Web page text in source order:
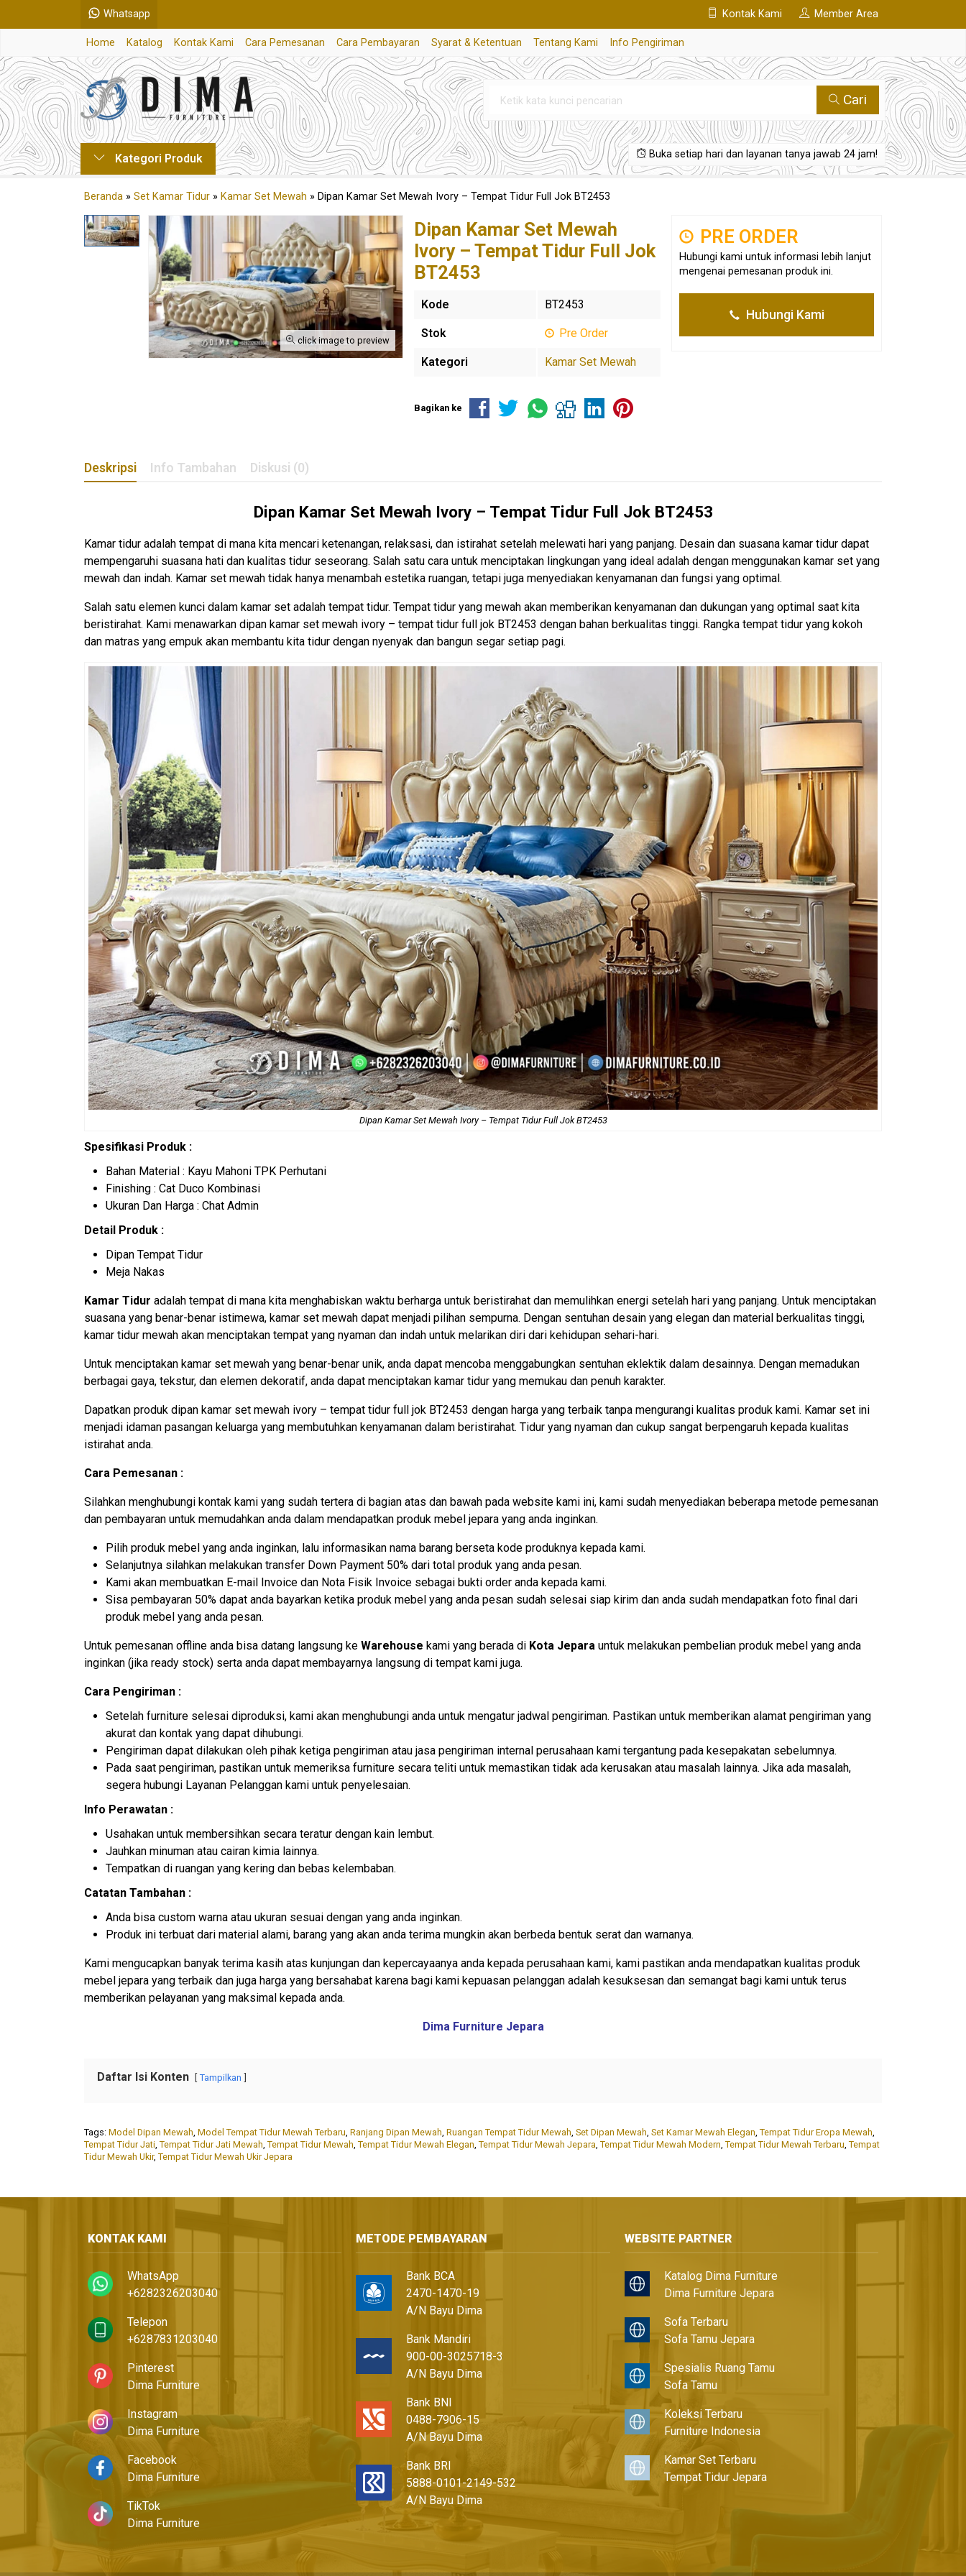
Whatsapp Kontak Kami Member Area
Home Katalog Kontak Kami Cara Pemesanan Cara Pembayaran Syarat & Ketentuan Tentang Kami Info Pengiriman
Cari
Kategori Produk Buka setiap hari dan layanan tanya jawab 24 jam!
Beranda » Set Kamar Tidur » Kamar Set Mewah » Dipan Kamar Set Mewah Ivory – Tempat Tidur Full Jok BT2453
click image to preview
Dipan Kamar Set Mewah
Ivory – Tempat Tidur Full Jok
BT2453
Kode BT2453
Stok Pre Order
Kategori Kamar Set Mewah
PRE ORDER
Hubungi kami untuk informasi lebih lanjut
mengenai pemesanan produk ini.
Hubungi Kami
Bagikan ke
Deskripsi Info Tambahan Diskusi (0)
Dipan Kamar Set MewahIvory – Tempat Tidur Full Jok BT2453
Kamar tidur adalah tempat di mana kita mencari ketenangan, relaksasi, dan istirahat setelah melewati hari yang panjang. Desain dan suasana kamar tidur dapat
mempengaruhi suasana hati dan kualitas tidur seseorang. Salah satu cara untuk menciptakan lingkungan yang ideal adalah dengan menggunakan kamar set yang
mewah dan indah. Kamar set mewah tidak hanya menambah estetika ruangan, tetapi juga menyediakan kenyamanan dan fungsi yang optimal.
Salah satu elemen kunci dalam kamar set adalah tempat tidur. Tempat tidur yang mewah akan memberikan kenyamanan dan dukungan yang optimal saat kita
beristirahat. Kami menawarkan dipan kamar set mewah ivory – tempat tidur full jok BT2453 dengan bahan berkualitas tinggi. Rangka tempat tidur yang kokoh
dan matras yang empuk akan membantu kita tidur dengan nyenyak dan bangun segar setiap pagi.
Dipan Kamar Set Mewah Ivory – Tempat Tidur Full Jok BT2453
Spesifikasi Produk :
Bahan Material : Kayu Mahoni TPK Perhutani
Finishing : Cat Duco Kombinasi
Ukuran Dan Harga : Chat Admin
Detail Produk :
Dipan Tempat Tidur
Meja Nakas
Kamar Tidur adalah tempat di mana kita menghabiskan waktu berharga untuk beristirahat dan memulihkan energi setelah hari yang panjang. Untuk menciptakan
suasana yang benar-benar istimewa, kamar set mewah dapat menjadi pilihan sempurna. Dengan sentuhan desain yang elegan dan material berkualitas tinggi,
kamar tidur mewah akan menciptakan tempat yang nyaman dan indah untuk melarikan diri dari kehidupan sehari-hari.
Untuk menciptakan kamar set mewah yang benar-benar unik, anda dapat mencoba menggabungkan sentuhan eklektik dalam desainnya. Dengan memadukan
berbagai gaya, tekstur, dan elemen dekoratif, anda dapat menciptakan kamar tidur yang memukau dan penuh karakter.
Dapatkan produk dipan kamar set mewah ivory – tempat tidur full jok BT2453 dengan harga yang terbaik tanpa mengurangi kualitas produk kami. Kamar set ini
menjadi idaman pasangan keluarga yang membutuhkan kenyamanan dalam beristirahat. Tidur yang nyaman dan cukup sangat berpengaruh kepada kualitas
istirahat anda.
Cara Pemesanan :
Silahkan menghubungi kontak kami yang sudah tertera di bagian atas dan bawah pada website kami ini, kami sudah menyediakan beberapa metode pemesanan
dan pembayaran untuk memudahkan anda dalam mendapatkan produk mebel jepara yang anda inginkan.
Pilih produk mebel yang anda inginkan, lalu informasikan nama barang berseta kode produknya kepada kami.
Selanjutnya silahkan melakukan transfer Down Payment 50% dari total produk yang anda pesan.
Kami akan membuatkan E-mail Invoice dan Nota Fisik Invoice sebagai bukti order anda kepada kami.
Sisa pembayaran 50% dapat anda bayarkan ketika produk mebel yang anda pesan sudah selesai siap kirim dan anda sudah mendapatkan foto final dari
produk mebel yang anda pesan.
Untuk pemesanan offline anda bisa datang langsung ke Warehouse kami yang berada di Kota Jepara untuk melakukan pembelian produk mebel yang anda
inginkan (jika ready stock) serta anda dapat membayarnya langsung di tempat kami juga.
Cara Pengiriman :
Setelah furniture selesai diproduksi, kami akan menghubungi anda untuk mengatur jadwal pengiriman. Pastikan untuk memberikan alamat pengiriman yang
akurat dan kontak yang dapat dihubungi.
Pengiriman dapat dilakukan oleh pihak ketiga pengiriman atau jasa pengiriman internal perusahaan kami tergantung pada kesepakatan sebelumnya.
Pada saat pengiriman, pastikan untuk memeriksa furniture secara teliti untuk memastikan tidak ada kerusakan atau masalah lainnya. Jika ada masalah,
segera hubungi Layanan Pelanggan kami untuk penyelesaian.
Info Perawatan :
Usahakan untuk membersihkan secara teratur dengan kain lembut.
Jauhkan minuman atau cairan kimia lainnya.
Tempatkan di ruangan yang kering dan bebas kelembaban.
Catatan Tambahan :
Anda bisa custom warna atau ukuran sesuai dengan yang anda inginkan.
Produk ini terbuat dari material alami, barang yang akan anda terima mungkin akan berbeda bentuk serat dan warnanya.
Kami mengucapkan banyak terima kasih atas kunjungan dan kepercayaanya anda kepada perusahaan kami, kami pastikan anda mendapatkan kualitas produk
mebel jepara yang terbaik dan juga harga yang bersahabat karena bagi kami kepuasan pelanggan adalah kesuksesan dan semangat bagi kami untuk terus
memberikan pelayanan yang maksimal kepada anda.
Dima Furniture Jepara
Daftar Isi Konten Tampilkan
Tags: Model Dipan Mewah, Model Tempat Tidur Mewah Terbaru, Ranjang Dipan Mewah, Ruangan Tempat Tidur Mewah, Set Dipan Mewah, Set Kamar Mewah Elegan, Tempat Tidur Eropa Mewah,
Tempat Tidur Jati, Tempat Tidur Jati Mewah, Tempat Tidur Mewah, Tempat Tidur Mewah Elegan, Tempat Tidur Mewah Jepara, Tempat Tidur Mewah Modern, Tempat Tidur Mewah Terbaru, Tempat
Tidur Mewah Ukir, Tempat Tidur Mewah Ukir Jepara
KONTAK KAMI
WhatsApp
+6282326203040
Telepon
+6287831203040
Pinterest
Dima Furniture
Instagram
Dima Furniture
Facebook
Dima Furniture
TikTok
Dima Furniture
METODE PEMBAYARAN
Bank BCA
2470-1470-19
A/N Bayu Dima
Bank Mandiri
900-00-3025718-3
A/N Bayu Dima
Bank BNI
0488-7906-15
A/N Bayu Dima
Bank BRI
5888-0101-2149-532
A/N Bayu Dima
WEBSITE PARTNER
Katalog Dima Furniture
Dima Furniture Jepara
Sofa Terbaru
Sofa Tamu Jepara
Spesialis Ruang Tamu
Sofa Tamu
Koleksi Terbaru
Furniture Indonesia
Kamar Set Terbaru
Tempat Tidur Jepara